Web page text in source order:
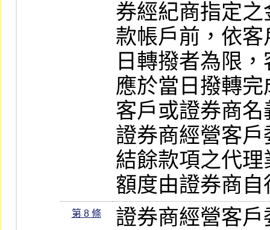
券經紀商指定
款帳戶前，依
日轉撥者為限
應於當日撥轉
客戶或證券商
證券商經營客
結餘款項之代
額度由證券商自
第 8 條
證券商經營客